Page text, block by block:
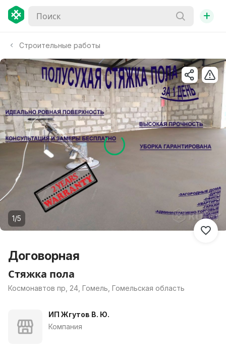
+
Строительные работы
1/5
Договорная
Стяжка пола
Космонавтов пр, 24, Гомель, Гомельская область
ИП Жгутов В. Ю.
Компания